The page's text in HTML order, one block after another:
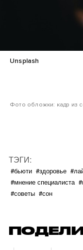
Unsplash
Фото обложки: кадр из
ТЭГИ:
#бьюти #здоровье
#мнение специалиста
#советы #сон